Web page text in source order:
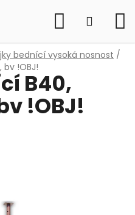
Hledat
KOŠÍK
bednící vysoká nosnost /
!OBJ!
B40,
!OBJ!